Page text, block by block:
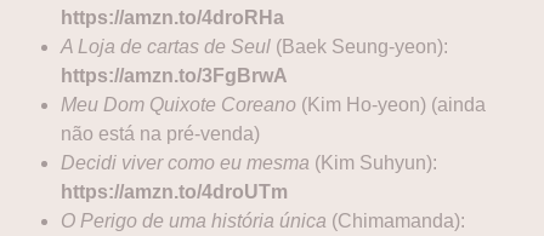
https://amzn.to/4droRHa
A Loja de cartas de Seul (Baek Seung-yeon):
https://amzn.to/3FgBrwA
Meu Dom Quixote Coreano (Kim Ho-yeon) (ainda
não está na pré-venda)
Decidi viver como eu mesma (Kim Suhyun):
https://amzn.to/4droUTm
O Perigo de uma história única (Chimamanda):